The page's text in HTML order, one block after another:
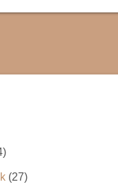
(27)